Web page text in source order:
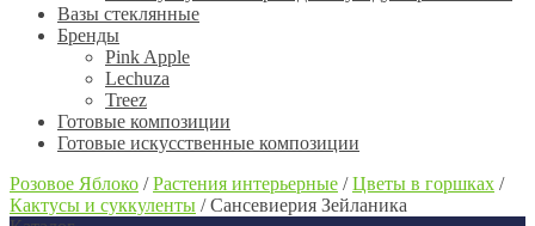
Вазы стеклянные
Бренды
Pink Apple
Lechuza
Treez
Готовые композиции
Готовые искусственные композиции
Розовое Яблоко /Растения интерьерные /Цветы в горшках /
Кактусы и суккуленты /Сансевиерия Зейланика